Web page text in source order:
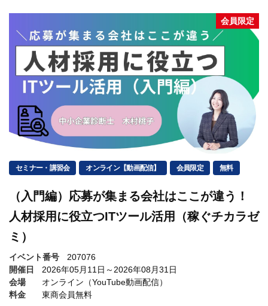
会員限定
セミナー・講習会 オンライン【動画配信】 会員限定 無料
（入門編）応募が集まる会社はここが違う！
人材採用に役立つITツール活用（稼ぐチカラゼ
ミ）
イベント番号
207076
開催日
2026年05月11日～2026年08月31日
会場
オンライン（YouTube動画配信）
料金
東商会員無料